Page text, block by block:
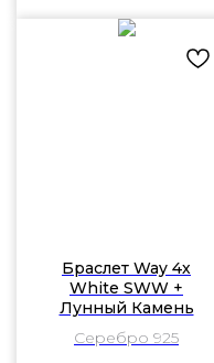
Браслет Way 4х
White SWW +
Лунный Камень
Серебро 925